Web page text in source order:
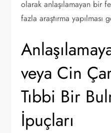
olarak anlaşılamayan bir
fazla araştırma yapılması
veya Cin
Tıbbi Bir
İpuçları